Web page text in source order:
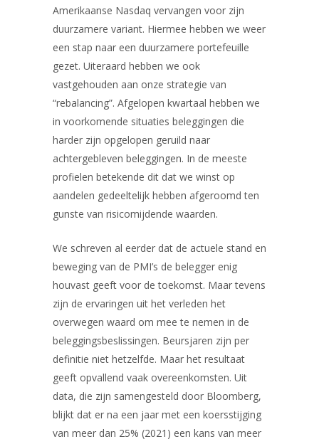
Amerikaanse Nasdaq vervangen voor zijn
duurzamere variant. Hiermee hebben we weer
een stap naar een duurzamere portefeuille
gezet. Uiteraard hebben we ook
vastgehouden aan onze strategie van
“rebalancing”. Afgelopen kwartaal hebben we
in voorkomende situaties beleggingen die
harder zijn opgelopen geruild naar
achtergebleven beleggingen. In de meeste
profielen betekende dit dat we winst op
aandelen gedeeltelijk hebben afgeroomd ten
gunste van risicomijdende waarden.
We schreven al eerder dat de actuele stand en
beweging van de PMI’s de belegger enig
houvast geeft voor de toekomst. Maar tevens
zijn de ervaringen uit het verleden het
overwegen waard om mee te nemen in de
beleggingsbeslissingen. Beursjaren zijn per
definitie niet hetzelfde. Maar het resultaat
geeft opvallend vaak overeenkomsten. Uit
data, die zijn samengesteld door Bloomberg,
blijkt dat er na een jaar met een koersstijging
van meer dan 25% (2021) een kans van meer